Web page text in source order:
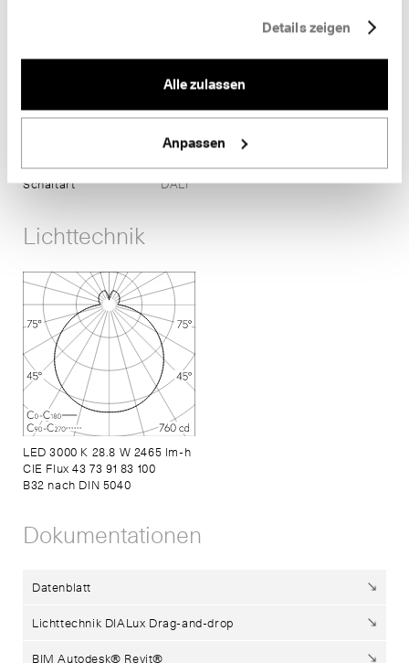
Details zeigen
Alle zulassen
Anpassen
Farbwiedergabe
CRI > 90
2465 lm-h
Lichtausbeute
85.6 lm-h/W
L80/B50 bei 119'000 h (25 °C)
Masse
Ø 390 x H 90
Schaltart
DALI
Lichttechnik
LED 3000 K 28.8 W 2465 lm-h
CIE Flux 43 73 91 83 100
B32 nach DIN 5040
Dokumentationen
Datenblatt
Lichttechnik DIALux Drag-and-drop
BIM Autodesk® Revit®